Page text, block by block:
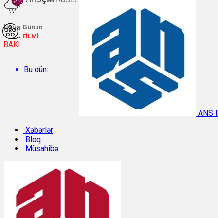
Hava
BAKI
Bu gün:
Temperatur: 28.6°C. Rütubət: 54%.
Sabah:
Günün
FİLMİ
ANS
Xəbərlər
Bloq
Müsahibə